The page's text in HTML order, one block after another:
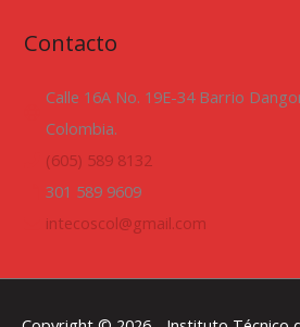
Contacto
Calle 16A No. 19E-34 Barrio
Colombia.
(605) 589 8132
301 589 9609
intecoscol@gmail.com